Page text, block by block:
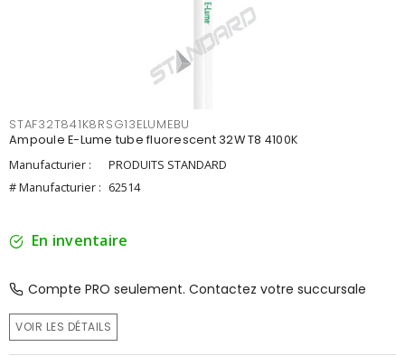
STAF32T841K8RSG13ELUMEBU
Ampoule E-Lume tube fluorescent 32W T8 4100K
Manufacturier :
PRODUITS STANDARD
# Manufacturier : 62514
En inventaire
Compte PRO seulement. Contactez votre succursale
VOIR LES DÉTAILS